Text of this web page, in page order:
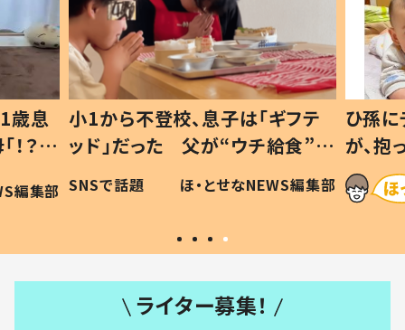
フテ
食”を
編集部
ひ孫にデレデレな80歳じいじ
が、抱っこすると…ひ孫の反応に
「涙が出ました」「可愛くて仕方な
い」
ほ・とせなNEWS編集部
ライター募集！